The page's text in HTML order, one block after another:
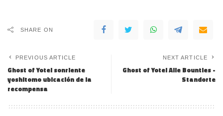
SHARE ON
PREVIOUS ARTICLE
Ghost of Yotei sonriente
yoshitomo ubicación de la
recompensa
NEXT ARTICLE
Ghost of Yotei Alle Bounties -
Standorte